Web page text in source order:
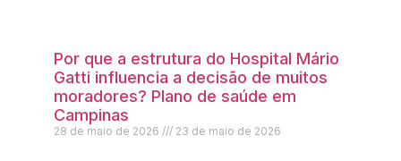
Por que a estrutura do Hospital Mário
Gatti influencia a decisão de muitos
moradores? Plano de saúde em
Campinas
28 de maio de 2026 23 de maio de 2026